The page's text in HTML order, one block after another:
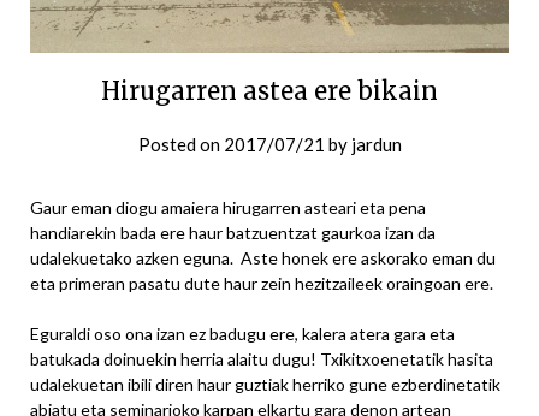
Hirugarren astea ere bikain
Posted on 2017/07/21 by jardun
Gaur eman diogu amaiera hirugarren asteari eta pena
handiarekin bada ere haur batzuentzat gaurkoa izan da
udalekuetako azken eguna. Aste honek ere askorako eman du
eta primeran pasatu dute haur zein hezitzaileek oraingoan ere.
Eguraldi oso ona izan ez badugu ere, kalera atera gara eta
batukada doinuekin herria alaitu dugu! Txikitxoenetatik hasita
udalekuetan ibili diren haur guztiak herriko gune ezberdinetatik
abiatu eta seminarioko karpan elkartu gara denon artean